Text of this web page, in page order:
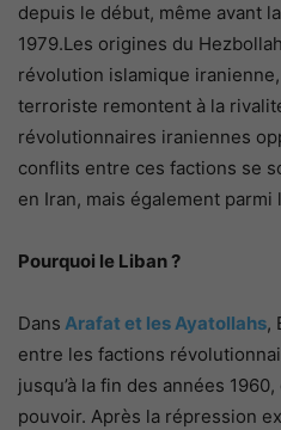
depuis le début, même avant
1979.Les origines du
révolution islamique
terroriste remontent à la
révolutionnaires iraniennes
conflits entre ces factions se
en Iran, mais également
Pourquoi le Liban ?
Dans Arafat et les Ayatollahs,
entre les factions
jusqu’à la fin des années
pouvoir. Après la répression